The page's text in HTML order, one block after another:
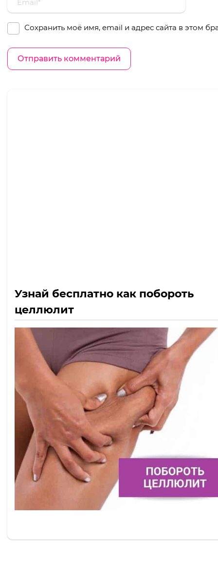
Сохранить моё имя, email и адрес сайта в этом
Узнай бесплатно как побороть
целлюлит